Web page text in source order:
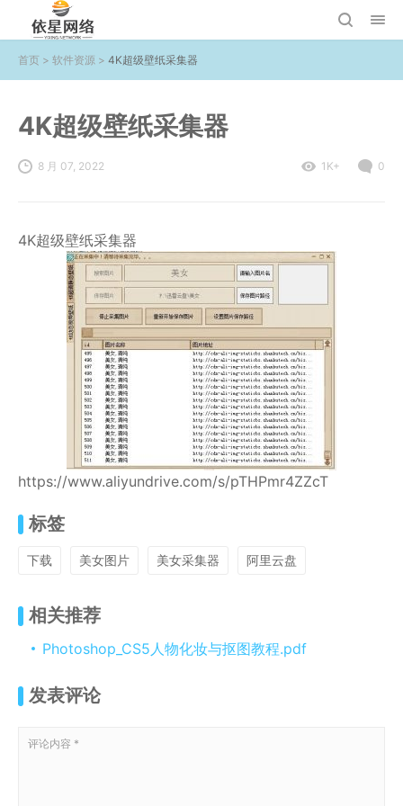
首页 > 软件资源 > 4K超级壁纸采集器
4K超级壁纸采集器
8 月 07, 2022 1K+ 0
4K超级壁纸采集器
https://www.aliyundrive.com/s/pTHPmr4ZZcT
标签
下载 美女图片 美女采集器 阿里云盘
相关推荐
Photoshop_CS5人物化妆与抠图教程.pdf
发表评论